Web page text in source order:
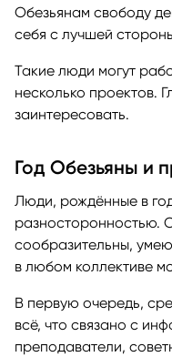
Обезьянам свободу
себя с лучшей
Такие люди могут
несколько проектов.
заинтересовать.
Год Обезьяны и
Люди, рождённые в
разносторонностью.
сообразительны,
в любом коллективе
В первую очередь,
всё, что связано с
преподаватели,